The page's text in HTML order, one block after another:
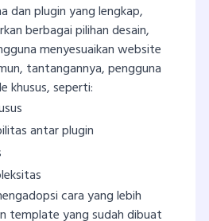
dan plugin yang lengkap,
berbagai pilihan desain,
menyesuaikan website
tantangannya, pengguna
khusus, seperti:
antar plugin
cara yang lebih
template yang sudah dibuat